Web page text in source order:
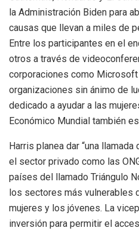
la Administración Biden para
causas que llevan a miles de
Entre los participantes en el
otros a través de
corporaciones como
organizaciones sin ánimo de
dedicado a ayudar a las
Económico Mundial también
Harris planea dar “una
el sector privado como las
países del llamado Triángulo
los sectores más vulnerables
mujeres y los jóvenes. La
inversión para permitir el